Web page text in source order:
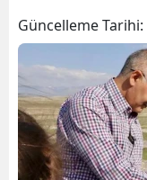
Güncelleme Tarihi: